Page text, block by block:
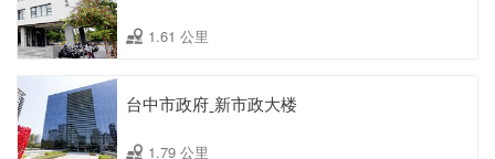
1.61 公里
台中市政府ˍ新市政大楼
1.79 公里